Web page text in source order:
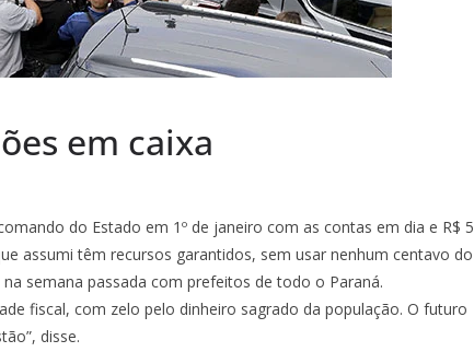
em caixa
do Estado em 1º de janeiro com as contas em dia e R$ 5
assumi têm recursos garantidos, sem usar nenhum centavo do
semana passada com prefeitos de todo o Paraná.
fiscal, com zelo pelo dinheiro sagrado da população. O futuro
disse.